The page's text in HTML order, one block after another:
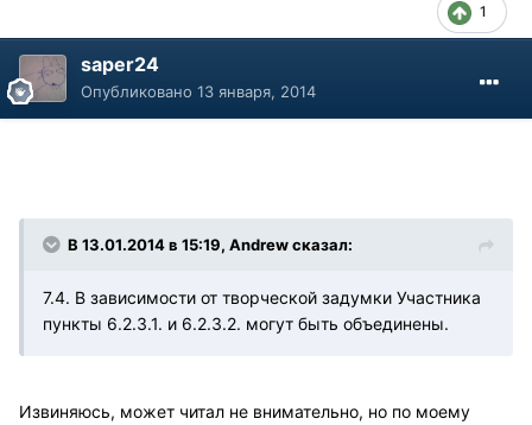
1
saper24
Опубликовано 13 января, 2014
В 13.01.2014 в 15:19, Andrew сказал:
7.4. В зависимости от творческой задумки Участника
пункты 6.2.3.1. и 6.2.3.2. могут быть объединены.
Извиняюсь, может читал не внимательно, но по моему